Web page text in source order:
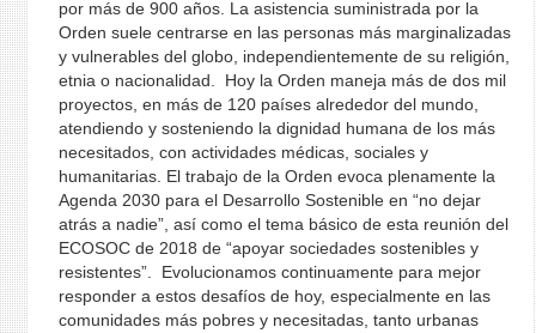
por más de 900 años. La asistencia suministrada por la
Orden suele centrarse en las personas más marginalizadas
y vulnerables del globo, independientemente de su religión,
etnia o nacionalidad. Hoy la Orden maneja más de dos mil
proyectos, en más de 120 países alrededor del mundo,
atendiendo y sosteniendo la dignidad humana de los más
necesitados, con actividades médicas, sociales y
humanitarias. El trabajo de la Orden evoca plenamente la
Agenda 2030 para el Desarrollo Sostenible en “no dejar
atrás a nadie”, así como el tema básico de esta reunión del
ECOSOC de 2018 de “apoyar sociedades sostenibles y
resistentes”. Evolucionamos continuamente para mejor
responder a estos desafíos de hoy, especialmente en las
comunidades más pobres y necesitadas, tanto urbanas